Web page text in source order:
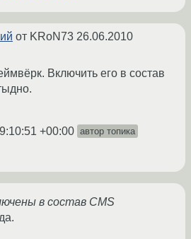
от KRoN73 26.06.2010
Включить его в состав
+00:00 автор топика
в состав CMS